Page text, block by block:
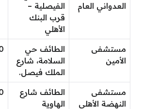
العدواني العام
الفيصلية –
قرب البنك
الأهلي
مستشفى
الأمين
الطائف حي
السلامة، شارع
الملك فيصل.
مستشفى
النهضة الأهلي
الطائف شارع
الهاوية